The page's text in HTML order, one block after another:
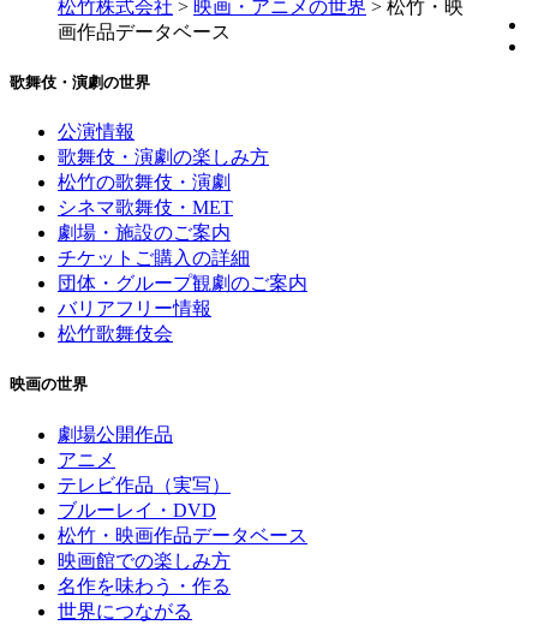
松竹株式会社 > 映画・アニメの世界 > 松竹・映
画作品データベース
歌舞伎・演劇の世界
公演情報
歌舞伎・演劇の楽しみ方
松竹の歌舞伎・演劇
シネマ歌舞伎・MET
劇場・施設のご案内
チケットご購入の詳細
団体・グループ観劇のご案内
バリアフリー情報
松竹歌舞伎会
映画の世界
劇場公開作品
アニメ
テレビ作品（実写）
ブルーレイ・DVD
松竹・映画作品データベース
映画館での楽しみ方
名作を味わう・作る
世界につながる